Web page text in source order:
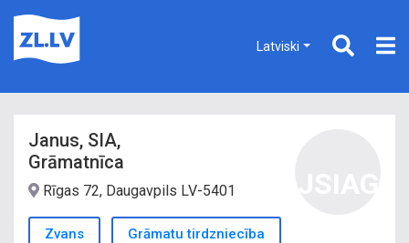
Latviski
Janus, SIA,
Grāmatnīca
Rīgas 72, Daugavpils LV-5401
Zvans Grāmatu tirdzniecība